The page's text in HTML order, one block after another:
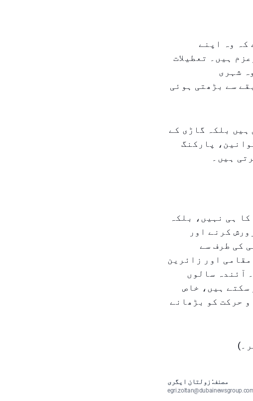
کہ وہ اپنے
ہیں۔ تعطیلات
شہری
سے بڑھتی ہوئی
ہیں بلکہ گاڑی کے
پارکنگ
ہیں۔
ہی نہیں، بلکہ
کرنے اور
کی طرف سے
اور زائرین
آئندہ سالوں
سکتے ہیں، خاص
حرکت کو بڑھانے
مصنف: زولتان ایگری